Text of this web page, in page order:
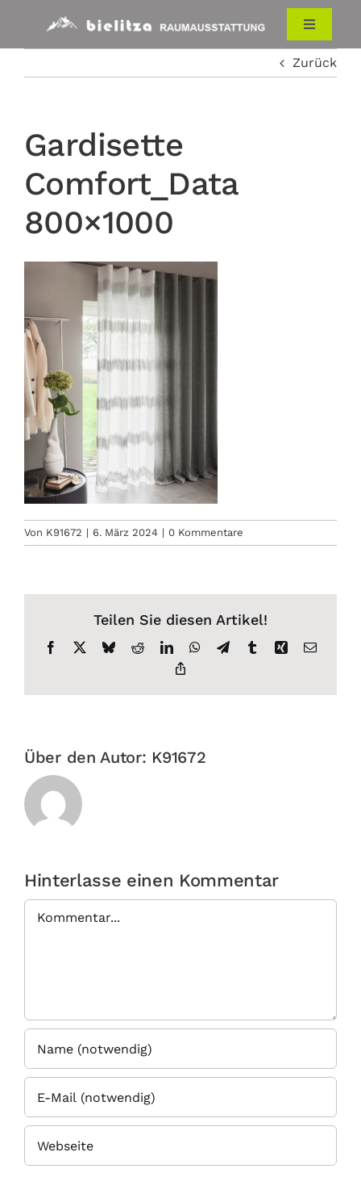
springen
Toggle
ÜBER UNS
KONTAKT
Zurück
Gardisette
Comfort_Data
800×1000
Von K91672 | 6. März 2024 | 0 Kommentare
Teilen Sie diesen Artikel!
Facebook BlueskyRedditLinkedInWhatsApp
TelegramTumblrXing E-
Über den Autor: K91672
Hinterlasse einen Kommentar